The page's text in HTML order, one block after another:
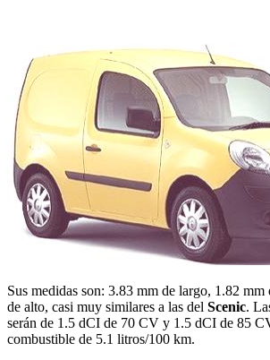
Sus medidas son: 3.83 mm de largo, 1.82
de alto, casi muy similares a las del Scenic.
serán de 1.5 dCI de 70 CV y 1.5 dCI de 85
combustible de 5.1 litros/100 km.